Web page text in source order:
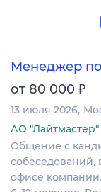
Менеджер
от 80 000 ₽
13 июля 2026
АО "Лайтмастер"
Общение с
собеседований,
офисе